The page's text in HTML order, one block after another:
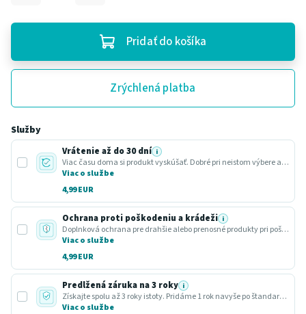
Pridať do košíka
Zrýchlená platba
Služby
Vrátenie až do 30 dní i
Viac času doma si produkt vyskúšať. Dobré pri neistom výbere alebo darčeku.
Viac o službe
4,99 EUR
Ochrana proti poškodeniu a krádeži i
Doplnková ochrana pre drahšie alebo prenosné produkty pri poškodení alebo krádeži.
Viac o službe
4,99 EUR
Predĺžená záruka na 3 roky i
Získajte spolu až 3 roky istoty. Pridáme 1 rok navyše po štandardnej zákonnej lehote.
Viac o službe